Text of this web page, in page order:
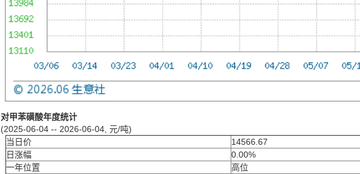
对甲苯磺酸年度统计
(2025-06-04 -- 2026-06-04, 元/吨)
当日价
14566.67
日涨幅
0.00%
一年位置
高位